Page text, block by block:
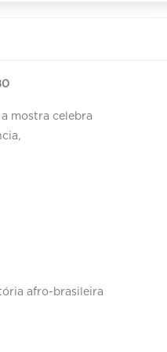
mostra celebra
afro-brasileira